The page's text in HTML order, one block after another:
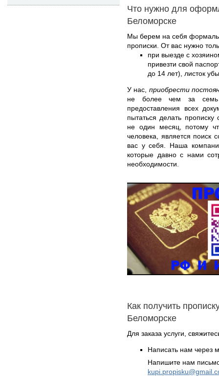
Что нужно для
Беломорске
Мы берем на себя
прописки. От вас нужно
при выезде с
привезти свой
до 14 лет), листок
У нас, приобрести
не более чем за
предоставления всех
пытаться делать
не один месяц, потому
человека, является поиск
вас у себя. Наша
которые давно с нами
необходимости.
Как получить
Беломорске
Для заказа услуги,
Написать нам через
Напишите нам